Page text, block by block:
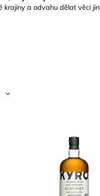
krajiny a odvahu dělat věci